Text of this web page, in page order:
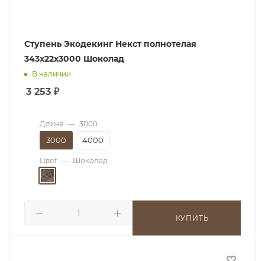
Ступень Экодекинг Некст полнотелая
343х22х3000 Шоколад
В наличии
3 253 ₽
Длина — 3000
3000 4000
Цвет — Шоколад
КУПИТЬ